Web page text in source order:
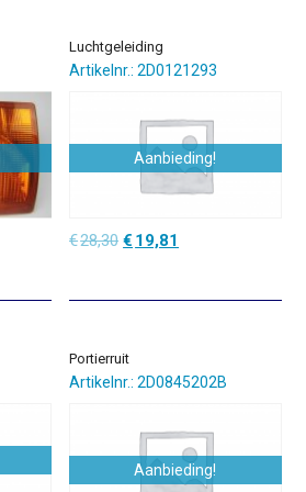
Luchtgeleiding
Artikelnr.: 2D0121293
Aanbieding!
€28,30 Oorspronkelijke
€28,30.
€ 19,81
€19,81.
Portierruit
Artikelnr.: 2D0845202B
Aanbieding!